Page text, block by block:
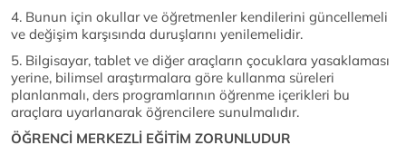
4. Bunun için okullar ve öğretmenler kendilerini güncellemeli
ve değişim karşısında duruşlarını yenilemelidir.
5. Bilgisayar, tablet ve diğer araçların çocuklara yasaklaması
yerine, bilimsel araştırmalara göre kullanma süreleri
planlanmalı, ders programlarının öğrenme içerikleri bu
araçlara uyarlanarak öğrencilere sunulmalıdır.
ÖĞRENCİ MERKEZLİ EĞİTİM ZORUNLUDUR